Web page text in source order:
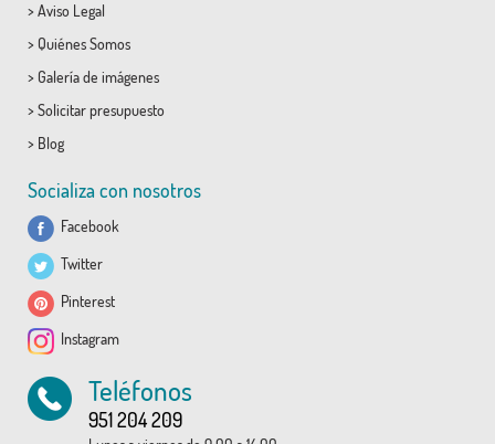
> Aviso Legal
> Quiénes Somos
> Galería de imágenes
> Solicitar presupuesto
> Blog
Socializa con nosotros
Facebook
Twitter
Pinterest
Instagram
Teléfonos
951 204 209